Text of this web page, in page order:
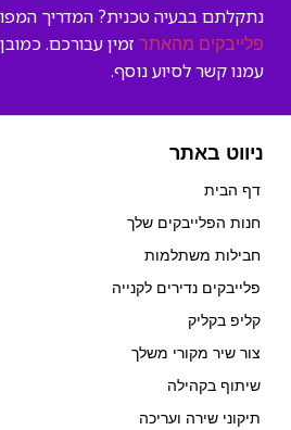
נתקלתם בבעיה טכנית? המדריך
פלייבקים מהאתר זמין עבורכם.
עמנו קשר לסיוע נוסף.
ניווט באתר
דף הבית
חנות הפלייבקים שלך
חבילות משתלמות
פלייבקים נדירים לקנייה
קליפ בקליק
צור שיר מקורי משלך
שיתוף בקהילה
תיקוני שירה ועריכה